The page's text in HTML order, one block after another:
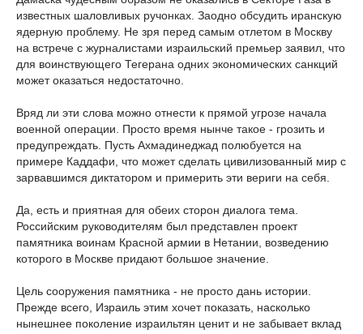
известных шаловливых ручонках. Заодно обсудить иранскую
ядерную проблему. Не зря перед самым отлетом в Москву
на встрече с журналистами израильский премьер заявил, что
для воинствующего Тегерана одних экономических санкций
может оказаться недостаточно.
Вряд ли эти слова можно отнести к прямой угрозе начала
военной операции. Просто время нынче такое - грозить и
предупреждать. Пусть Ахмадинеджад полюбуется на
примере Каддафи, что может сделать цивилизованный мир с
зарвавшимся диктатором и примерить эти вериги на себя.
Да, есть и приятная для обеих сторон диалога тема.
Российским руководителям был представлен проект
памятника воинам Красной армии в Нетании, возведению
которого в Москве придают большое значение.
Цель сооружения памятника - не просто дань истории.
Прежде всего, Израиль этим хочет показать, насколько
нынешнее поколение израильтян ценит и не забывает вклад